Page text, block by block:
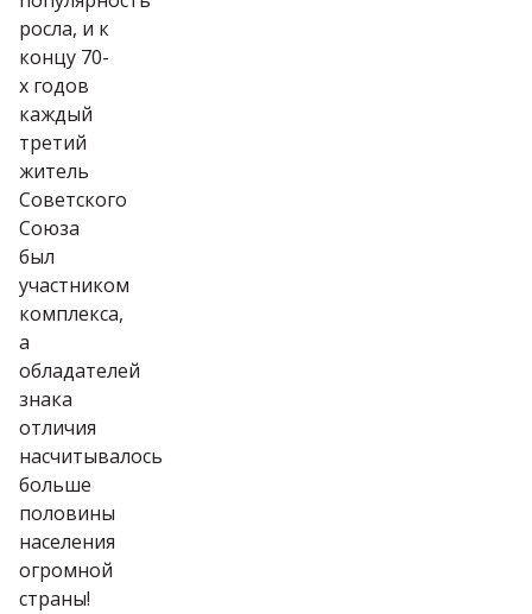
росла, и к
концу 70-
х годов
каждый
третий
житель
Советского
Союза
был
участником
комплекса,
а
обладателей
знака
отличия
насчитывалось
больше
половины
населения
огромной
страны!